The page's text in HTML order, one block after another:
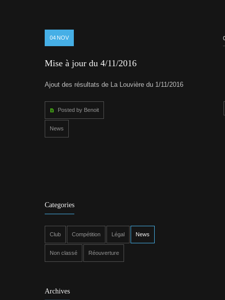
04 NOV
Mise à jour du 4/11/2016
Ajout des résultats de La Louvière du 1/11/2016
Posted by Benoit
News
Categories
Club Compétition Légal News
Non classé Réouverture
Archives